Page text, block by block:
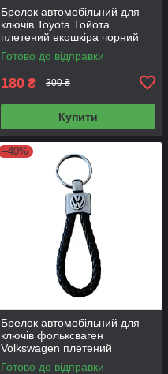
Брелок автомобільний для
ключів Toyota Тойота
плетений екошкіра чорний
Готово до відправки
180 ₴ 300 ₴
Купити
–40%
Брелок автомобільний для
ключів фольксваген
Volkswagen плетений
екошкіра чорний
Готово до відправки